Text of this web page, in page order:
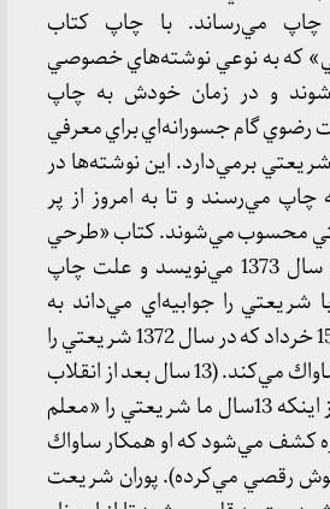
مي‌رساند. با چاپ كتاب
كه به نوعي نوشته‌هاي خصوصي
و در زمان خودش به چاپ
رضوي گام جسورانه‌اي براي معرفي
برمي‌دارد. اين نوشته‌ها در
مي‌رسند و تا به امروز از پر
محسوب مي‌شوند. كتاب «طرحي
از يك زندگي» را در سال 1373 مي‌نويسد و علت چاپ
را جوابيه‌اي مي‌داند به
افشاگري‌هاي مجله 15 خرداد كه در سال 1372 شريعتي را
متهم به همكاري با ساواك مي‌كند. (13 سال بعد از انقلاب
اسلامي ايران و بعد از اينكه 13سال ما شريعتي را «معلم
كشف مي‌شود كه او همكار ساواك
رقصي مي‌كرده). پوران شريعت